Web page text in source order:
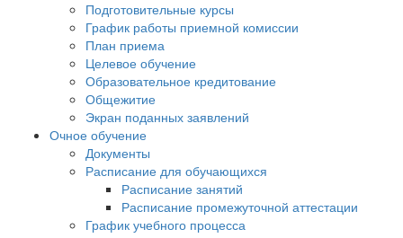
Подготовительные курсы
График работы приемной комиссии
План приема
Целевое обучение
Образовательное кредитование
Общежитие
Экран поданных заявлений
Очное обучение
Документы
Расписание для обучающихся
Расписание занятий
Расписание промежуточной аттестации
График учебного процесса